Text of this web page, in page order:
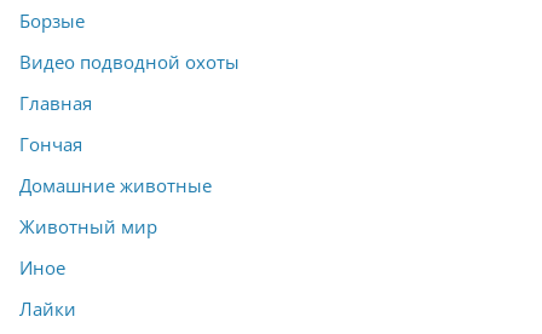
Борзые
Видео подводной охоты
Главная
Гончая
Домашние животные
Животный мир
Иное
Лайки